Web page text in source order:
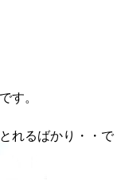
す。
れるばかり・・で